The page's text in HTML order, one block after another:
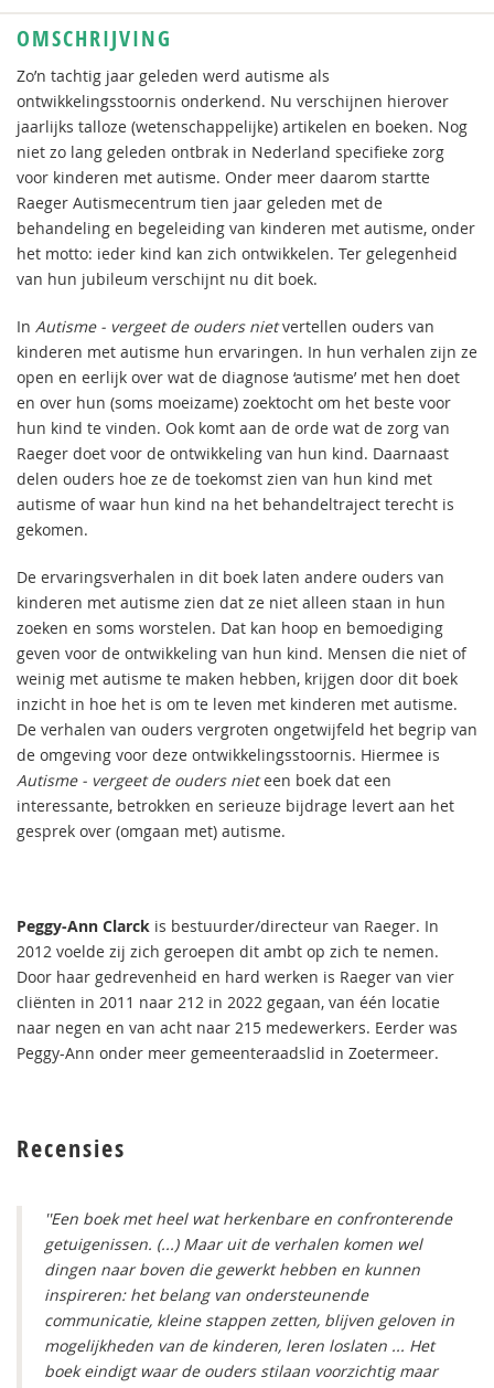
OMSCHRIJVING
Zo’n tachtig jaar geleden werd autisme als
ontwikkelingsstoornis onderkend. Nu verschijnen hierover
jaarlijks talloze (wetenschappelijke) artikelen en boeken. Nog
niet zo lang geleden ontbrak in Nederland specifieke zorg
voor kinderen met autisme. Onder meer daarom startte
Raeger Autismecentrum tien jaar geleden met de
behandeling en begeleiding van kinderen met autisme, onder
het motto: ieder kind kan zich ontwikkelen. Ter gelegenheid
van hun jubileum verschijnt nu dit boek.
In Autisme - vergeet de ouders nietvertellen ouders van
kinderen met autisme hun ervaringen. In hun verhalen zijn ze
open en eerlijk over wat de diagnose ‘autisme’ met hen doet
en over hun (soms moeizame) zoektocht om het beste voor
hun kind te vinden. Ook komt aan de orde wat de zorg van
Raeger doet voor de ontwikkeling van hun kind. Daarnaast
delen ouders hoe ze de toekomst zien van hun kind met
autisme of waar hun kind na het behandeltraject terecht is
gekomen.
De ervaringsverhalen in dit boek laten andere ouders van
kinderen met autisme zien dat ze niet alleen staan in hun
zoeken en soms worstelen. Dat kan hoop en bemoediging
geven voor de ontwikkeling van hun kind. Mensen die niet of
weinig met autisme te maken hebben, krijgen door dit boek
inzicht in hoe het is om te leven met kinderen met autisme.
De verhalen van ouders vergroten ongetwijfeld het begrip van
de omgeving voor deze ontwikkelingsstoornis. Hiermee is
Autisme - vergeet de ouders nieteen boek dat een
interessante, betrokken en serieuze bijdrage levert aan het
gesprek over (omgaan met) autisme.
Peggy-Ann Clarck is bestuurder/directeur van Raeger. In
2012 voelde zij zich geroepen dit ambt op zich te nemen.
Door haar gedrevenheid en hard werken is Raeger van vier
cliënten in 2011 naar 212 in 2022 gegaan, van één locatie
naar negen en van acht naar 215 medewerkers. Eerder was
Peggy-Ann onder meer gemeenteraadslid in Zoetermeer.
Recensies
''Een boek met heel wat herkenbare en confronterende
getuigenissen. (...) Maar uit de verhalen komen wel
dingen naar boven die gewerkt hebben en kunnen
inspireren: het belang van ondersteunende
communicatie, kleine stappen zetten, blijven geloven in
mogelijkheden van de kinderen, leren loslaten ... Het
boek eindigt waar de ouders stilaan voorzichtig maar